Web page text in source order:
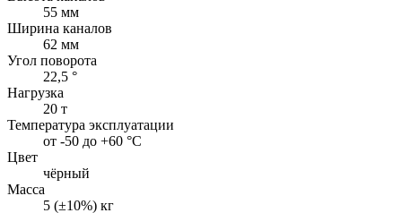
55 мм
Ширина каналов
62 мм
Угол поворота
22,5 °
Нагрузка
20 т
Температура эксплуатации
от -50 до +60 °C
Цвет
чёрный
Масса
5 (±10%) кг